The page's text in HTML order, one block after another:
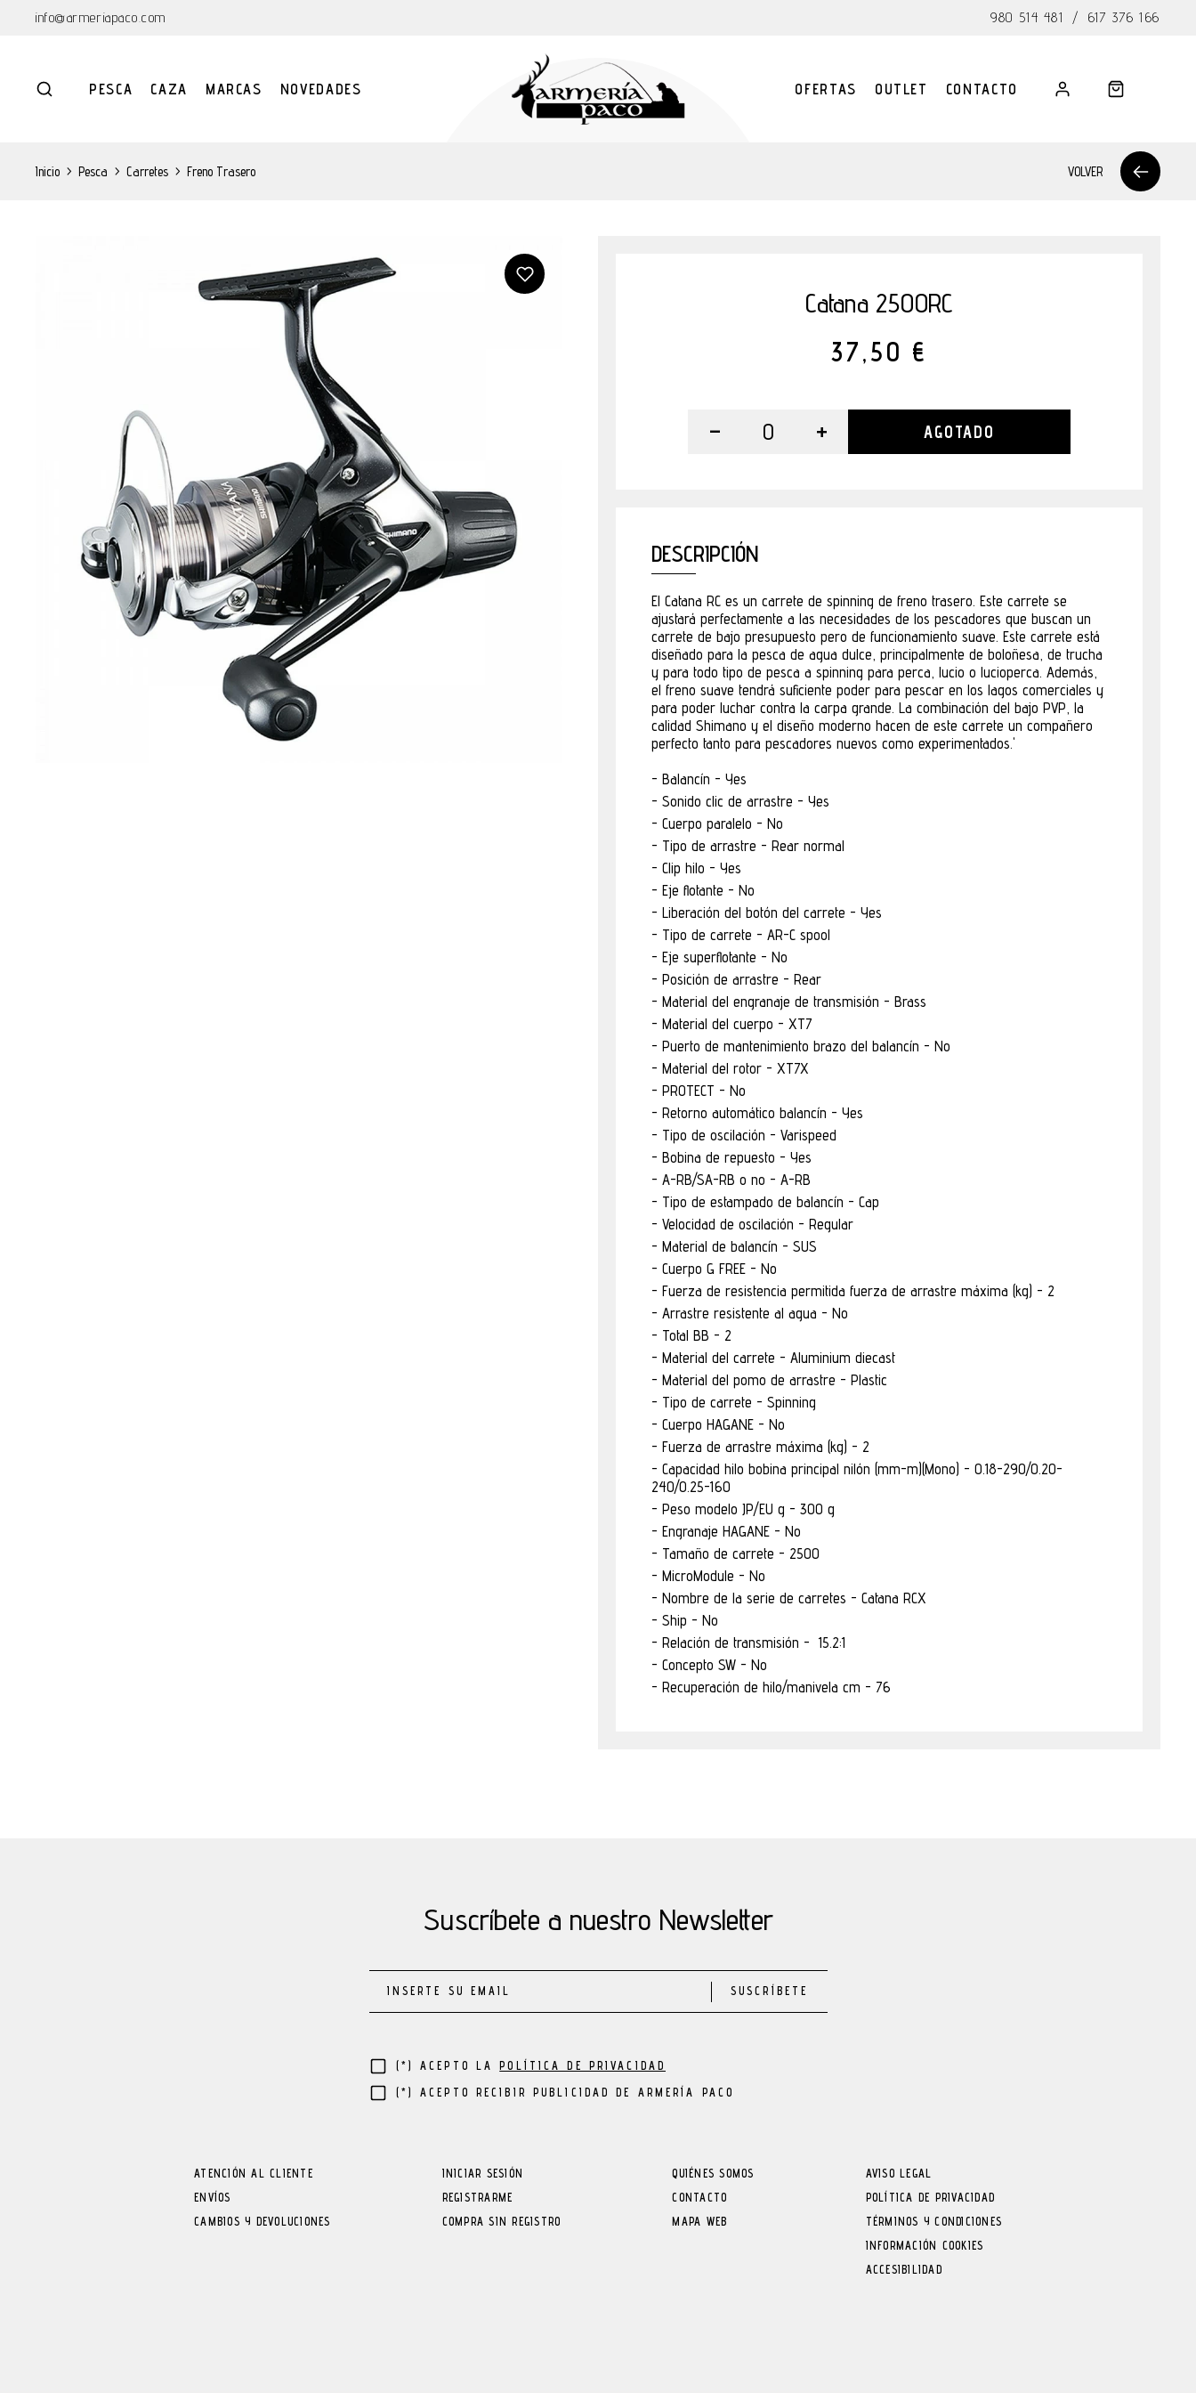
info@armeriapaco.com 980 514 481 / 617 376 166
PESCA CAZA MARCAS NOVEDADES OFERTAS OUTLET CONTACTO
Inicio > Pesca > Carretes > Freno Trasero VOLVER
Catana 2500RC
37,50 €
- 0 + AGOTADO
DESCRIPCIÓN
El Catana RC es un carrete de spinning de freno trasero. Este carrete se
ajustará perfectamente a las necesidades de los pescadores que buscan un
carrete de bajo presupuesto pero de funcionamiento suave. Este carrete está
diseñado para la pesca de agua dulce, principalmente de boloñesa, de trucha
y para todo tipo de pesca a spinning para perca, lucio o lucioperca. Además,
el freno suave tendrá suficiente poder para pescar en los lagos comerciales y
para poder luchar contra la carpa grande. La combinación del bajo PVP, la
calidad Shimano y el diseño moderno hacen de este carrete un compañero
perfecto tanto para pescadores nuevos como experimentados.'
Balancín - Yes
Sonido clic de arrastre - Yes
Cuerpo paralelo - No
Tipo de arrastre - Rear normal
Clip hilo - Yes
Eje flotante - No
Liberación del botón del carrete - Yes
Tipo de carrete - AR-C spool
Eje superflotante - No
Posición de arrastre - Rear
Material del engranaje de transmisión - Brass
Material del cuerpo - XT7
Puerto de mantenimiento brazo del balancín - No
Material del rotor - XT7X
PROTECT - No
Retorno automático balancín - Yes
Tipo de oscilación - Varispeed
Bobina de repuesto - Yes
A-RB/SA-RB o no - A-RB
Tipo de estampado de balancín - Cap
Velocidad de oscilación - Regular
Material de balancín - SUS
Cuerpo G FREE - No
Fuerza de resistencia permitida fuerza de arrastre máxima (kg) - 2
Arrastre resistente al agua - No
Total BB - 2
Material del carrete - Aluminium diecast
Material del pomo de arrastre - Plastic
Tipo de carrete - Spinning
Cuerpo HAGANE - No
Fuerza de arrastre máxima (kg) - 2
Capacidad hilo bobina principal nilón (mm-m)(Mono) - 0.18-290/0.20-
240/0.25-160
Peso modelo JP/EU g - 300 g
Engranaje HAGANE - No
Tamaño de carrete - 2500
MicroModule - No
Nombre de la serie de carretes - Catana RCX
Ship - No
Relación de transmisión - 15.2:1
Concepto SW - No
Recuperación de hilo/manivela cm - 76
Suscríbete a nuestro Newsletter
(*) ACEPTO LA
POLÍTICA DE PRIVACIDAD
(*) ACEPTO RECIBIR PUBLICIDAD DE ARMERÍA PACO
SUSCRÍBETE
ATENCIÓN AL CLIENTE
ENVÍOS
CAMBIOS Y DEVOLUCIONES
INICIAR SESIÓN
REGISTRARME
COMPRA SIN REGISTRO
QUIÉNES SOMOS
CONTACTO
MAPA WEB
AVISO LEGAL
POLÍTICA DE PRIVACIDAD
TÉRMINOS Y CONDICIONES
INFORMACIÓN COOKIES
ACCESIBILIDAD